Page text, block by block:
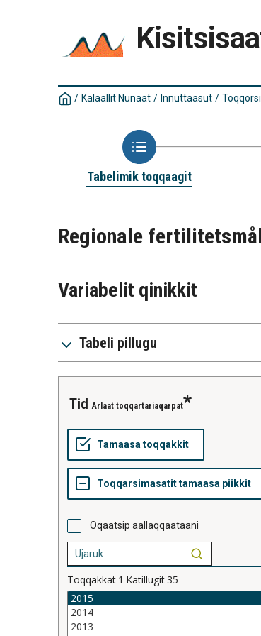
/ Kalaallit Nunaat / Innuttaasut /
Tabelimik toqqaagit
Regionale
Variabelit qinikkit
Tabeli pillugu
tid Arlaat toqqartariaqarpat
Oqaatsip aallaqqaataani
Toqqakkat 1 Katillugit35